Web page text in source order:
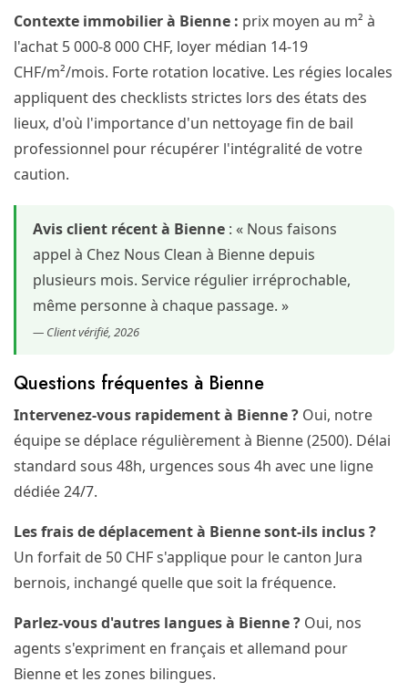
Contexte immobilier à Bienne : prix moyen au m² à
l'achat 5 000-8 000 CHF, loyer médian 14-19
CHF/m²/mois. Forte rotation locative. Les régies locales
appliquent des checklists strictes lors des états des
lieux, d'où l'importance d'un nettoyage fin de bail
professionnel pour récupérer l'intégralité de votre
caution.
Avis client récent à Bienne : « Nous faisons
appel à Chez Nous Clean à Bienne depuis
plusieurs mois. Service régulier irréprochable,
même personne à chaque passage. »
— Client vérifié, 2026
Questions fréquentes à Bienne
Intervenez-vous rapidement à Bienne ? Oui, notre
équipe se déplace régulièrement à Bienne (2500). Délai
standard sous 48h, urgences sous 4h avec une ligne
dédiée 24/7.
Les frais de déplacement à Bienne sont-ils inclus ?
Un forfait de 50 CHF s'applique pour le canton Jura
bernois, inchangé quelle que soit la fréquence.
Parlez-vous d'autres langues à Bienne ? Oui, nos
agents s'expriment en français et allemand pour
Bienne et les zones bilingues.